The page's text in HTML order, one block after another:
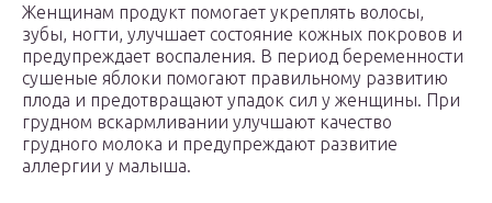
Женщинам продукт помогает укреплять волосы,
зубы, ногти, улучшает состояние кожных покровов и
предупреждает воспаления. В период беременности
сушеные яблоки помогают правильному развитию
плода и предотвращают упадок сил у женщины. При
грудном вскармливании улучшают качество
грудного молока и предупреждают развитие
аллергии у малыша.